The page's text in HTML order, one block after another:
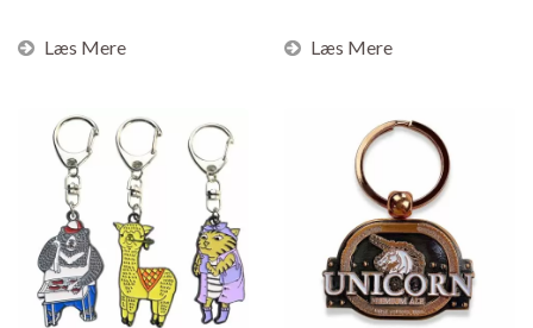
Læs Mere
Læs Mere